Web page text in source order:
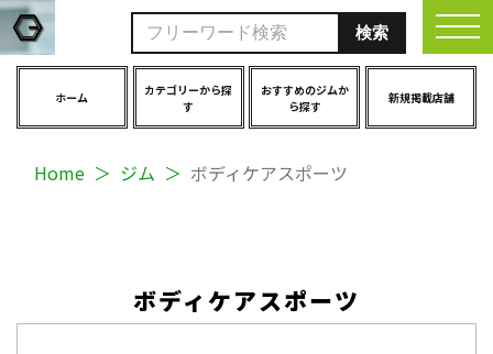
ホーム
カテゴリーから探
す
おすすめのジムか
ら探す
新規掲載店舗
Home ジム ボディケアスポーツ
ボディケアスポーツ